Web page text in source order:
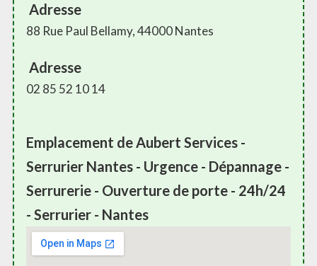
Adresse
88 Rue Paul Bellamy, 44000 Nantes
Adresse
02 85 52 10 14
Emplacement de Aubert Services -
Serrurier Nantes - Urgence - Dépannage -
Serrurerie - Ouverture de porte - 24h/24
- Serrurier - Nantes